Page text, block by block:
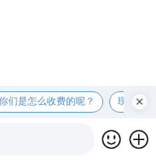
们是怎么收费的呢？ 现在有